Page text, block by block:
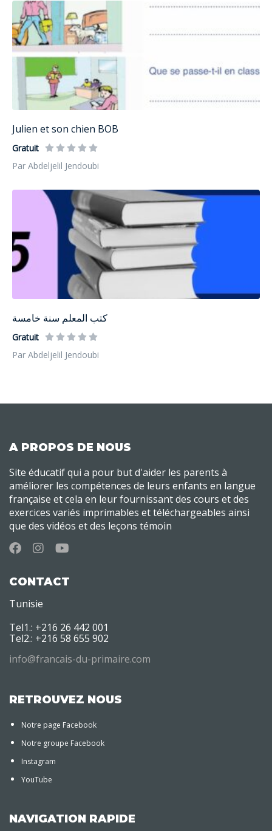
Julien et son chien BOB
Gratuit
Par Abdeljelil Jendoubi
كتب المعلم سنة خامسة
Gratuit
Par Abdeljelil Jendoubi
A PROPOS DE NOUS
Site éducatif qui a pour but d'aider les parents à
améliorer les compétences de leurs enfants en langue
française et cela en leur fournissant des cours et des
exercices variés imprimables et téléchargeables ainsi
que des vidéos et des leçons témoin
CONTACT
Tunisie
Tel1.: +216 26 442 001
Tel2.: +216 58 655 902
info@francais-du-primaire.com
RETROUVEZ NOUS
Notre page Facebook
Notre groupe Facebook
Instagram
YouTube
NAVIGATION RAPIDE